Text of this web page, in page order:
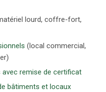
lourd, coffre-fort,
(local commercial,
avec remise de certificat
bâtiments et locaux